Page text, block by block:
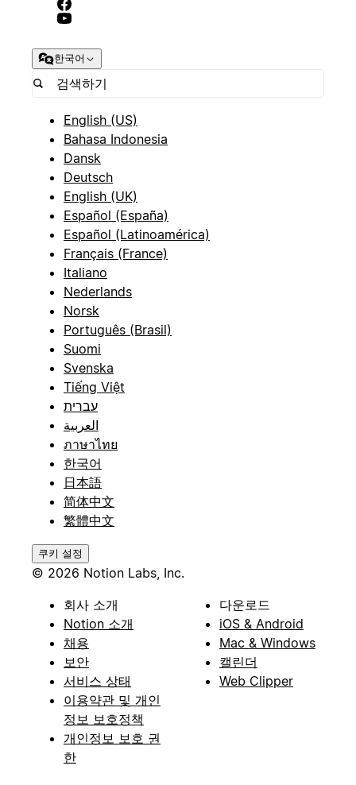
한국어
English (US)
Bahasa Indonesia
Dansk
Deutsch
English (UK)
Español (España)
Español (Latinoamérica)
Français (France)
Italiano
Nederlands
Norsk
Português (Brasil)
Suomi
Svenska
Tiếng Việt
עברית
العربية
ภาษาไทย
한국어
日本語
简体中文
繁體中文
쿠키 설정
© 2026 Notion Labs, Inc.
회사 소개
Notion 소개
채용
보안
서비스 상태
이용약관 및 개인
정보 보호정책
개인정보 보호 권
한
다운로드
iOS & Android
Mac & Windows
캘린더
Web Clipper